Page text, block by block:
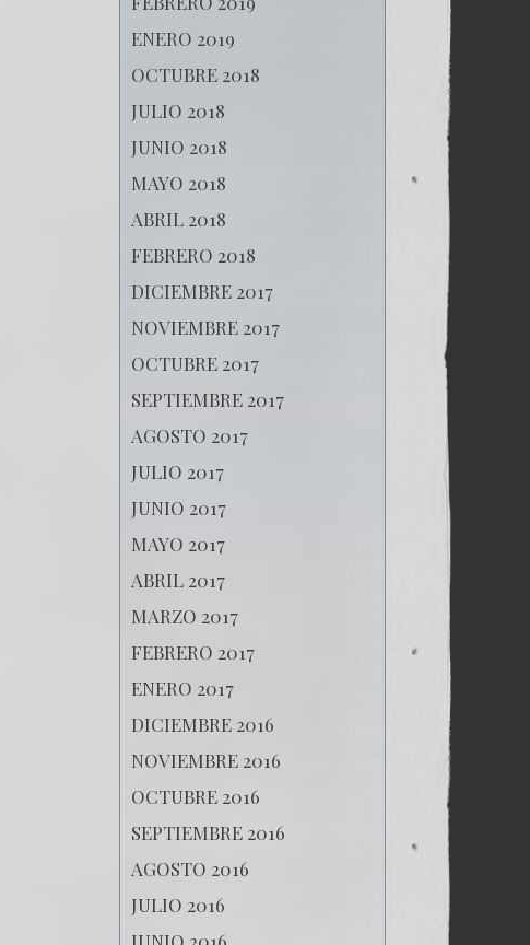
ENERO 2019
OCTUBRE 2018
JULIO 2018
JUNIO 2018
MAYO 2018
ABRIL 2018
FEBRERO 2018
DICIEMBRE 2017
NOVIEMBRE 2017
OCTUBRE 2017
SEPTIEMBRE 2017
AGOSTO 2017
JULIO 2017
JUNIO 2017
MAYO 2017
ABRIL 2017
MARZO 2017
FEBRERO 2017
ENERO 2017
DICIEMBRE 2016
NOVIEMBRE 2016
OCTUBRE 2016
SEPTIEMBRE 2016
AGOSTO 2016
JULIO 2016